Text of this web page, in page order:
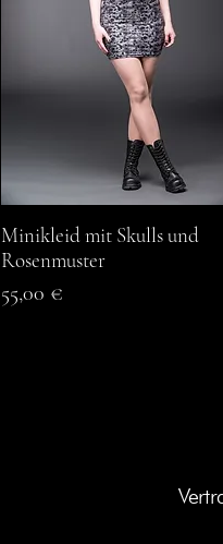
Schnellansicht
Minikleid mit Skulls und
Rosenmuster
Preis
55,00 €